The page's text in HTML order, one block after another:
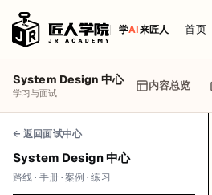
学AI来匠人 首页
System Design 中心
学习与面试
内容总览
← 返回面试中心
System Design 中心
路线 · 手册 · 案例 · 练习